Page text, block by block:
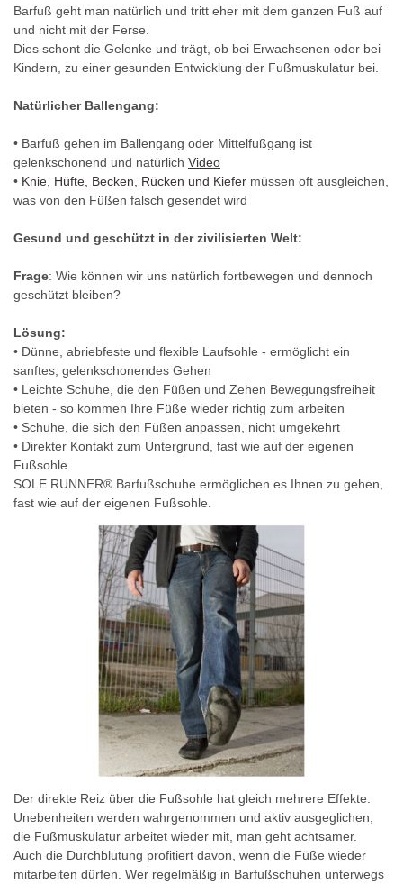
Barfuß geht man natürlich und tritt eher mit dem ganzen Fuß auf
und nicht mit der Ferse.
Dies schont die Gelenke und trägt, ob bei Erwachsenen oder bei
Kindern, zu einer gesunden Entwicklung der Fußmuskulatur bei.
Natürlicher Ballengang:
• Barfuß gehen im Ballengang oder Mittelfußgang ist
gelenkschonend und natürlich Video
• Knie, Hüfte, Becken, Rücken und Kiefer müssen oft ausgleichen,
was von den Füßen falsch gesendet wird
Gesund und geschützt in der zivilisierten Welt:
Frage: Wie können wir uns natürlich fortbewegen und dennoch
geschützt bleiben?
Lösung:
• Dünne, abriebfeste und flexible Laufsohle - ermöglicht ein
sanftes, gelenkschonendes Gehen
• Leichte Schuhe, die den Füßen und Zehen Bewegungsfreiheit
bieten - so kommen Ihre Füße wieder richtig zum arbeiten
• Schuhe, die sich den Füßen anpassen, nicht umgekehrt
• Direkter Kontakt zum Untergrund, fast wie auf der eigenen
Fußsohle
SOLE RUNNER® Barfußschuhe ermöglichen es Ihnen zu gehen,
fast wie auf der eigenen Fußsohle.
Der direkte Reiz über die Fußsohle hat gleich mehrere Effekte:
Unebenheiten werden wahrgenommen und aktiv ausgeglichen,
die Fußmuskulatur arbeitet wieder mit, man geht achtsamer.
Auch die Durchblutung profitiert davon, wenn die Füße wieder
mitarbeiten dürfen. Wer regelmäßig in Barfußschuhen unterwegs